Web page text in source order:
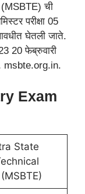
(MSBTE) ची
परीक्षा 05
घेतली जाते.
20 फेब्रुवारी
msbte.org.in.
Exam
State